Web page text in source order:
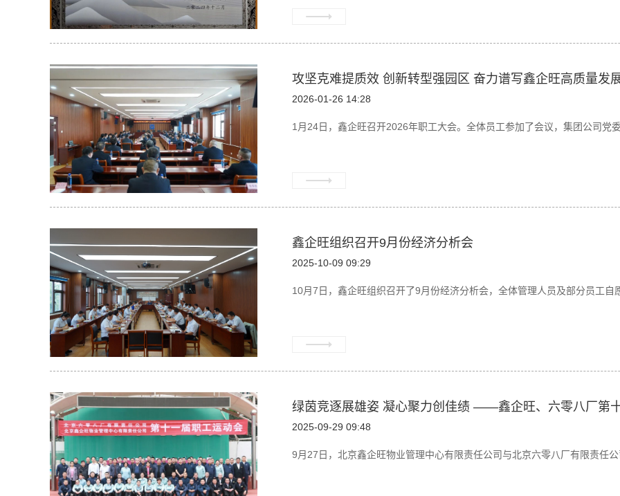
攻坚克难提质效 创新转型强园区 奋力谱写鑫企旺高质量
2026-01-26 14:28
1月24日，鑫企旺召开2026年职工大会。全体员工参加了会议，集团公司党
鑫企旺组织召开9月份经济分析会
2025-10-09 09:29
10月7日，鑫企旺组织召开了9月份经济分析会，全体管理人员及部分员工自
绿茵竞逐展雄姿 凝心聚力创佳绩 ——鑫企旺、六零八厂第
2025-09-29 09:48
9月27日，北京鑫企旺物业管理中心有限责任公司与北京六零八厂有限责任